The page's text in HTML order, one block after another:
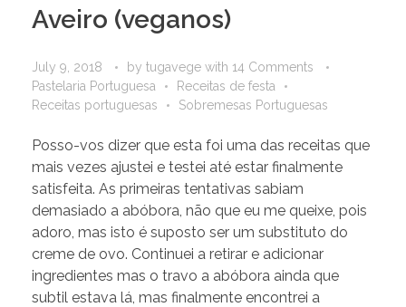
Aveiro (veganos)
July 9, 2018 by tugavege with 14 Comments
Pastelaria Portuguesa
Receitas de festa
Receitas portuguesas
Sobremesas Portuguesas
Posso-vos dizer que esta foi uma das receitas que
mais vezes ajustei e testei até estar finalmente
satisfeita. As primeiras tentativas sabiam
demasiado a abóbora, não que eu me queixe, pois
adoro, mas isto é suposto ser um substituto do
creme de ovo. Continuei a retirar e adicionar
ingredientes mas o travo a abóbora ainda que
subtil estava lá, mas finalmente encontrei a